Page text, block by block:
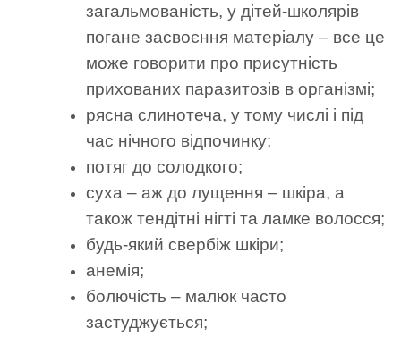
загальмованість, у дітей-школярів
погане засвоєння матеріалу – все це
може говорити про присутність
прихованих паразитозів в організмі;
рясна слинотеча, у тому числі і під
час нічного відпочинку;
потяг до солодкого;
суха – аж до лущення – шкіра, а
також тендітні нігті та ламке волосся;
будь-який свербіж шкіри;
анемія;
болючість – малюк часто
застуджується;